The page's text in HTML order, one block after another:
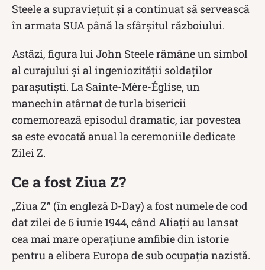
Steele a supraviețuit și a continuat să servească
în armata SUA până la sfârșitul războiului.
Astăzi, figura lui John Steele rămâne un simbol
al curajului și al ingeniozității soldaților
parașutiști. La Sainte-Mère-Église, un
manechin atârnat de turla bisericii
comemorează episodul dramatic, iar povestea
sa este evocată anual la ceremoniile dedicate
Zilei Z.
Ce a fost Ziua Z?
„Ziua Z” (în engleză D-Day) a fost numele de cod
dat zilei de 6 iunie 1944, când Aliații au lansat
cea mai mare operațiune amfibie din istorie
pentru a elibera Europa de sub ocupația nazistă.